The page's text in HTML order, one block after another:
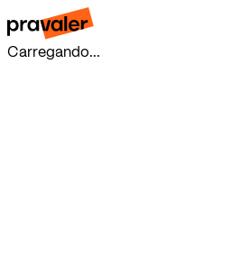
Carregando...